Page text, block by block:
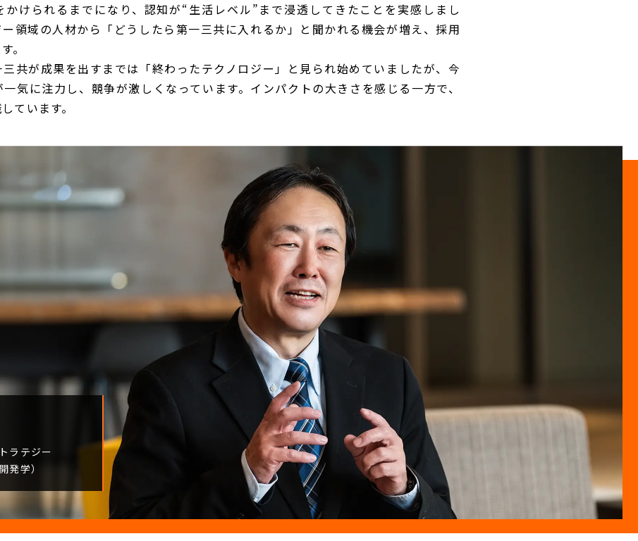
けられるまでになり、認知が“生活レベル”まで浸透してきたことを実感しまし
領域の人材から「どうしたら第一三共に入れるか」と聞かれる機会が増え、採用
。
共が成果を出すまでは「終わったテクノロジー」と見られ始めていましたが、今
気に注力し、競争が激しくなっています。インパクトの大きさを感じる一方で、
ています。
ラテジー
発学）